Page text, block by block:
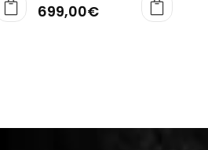
699,00€